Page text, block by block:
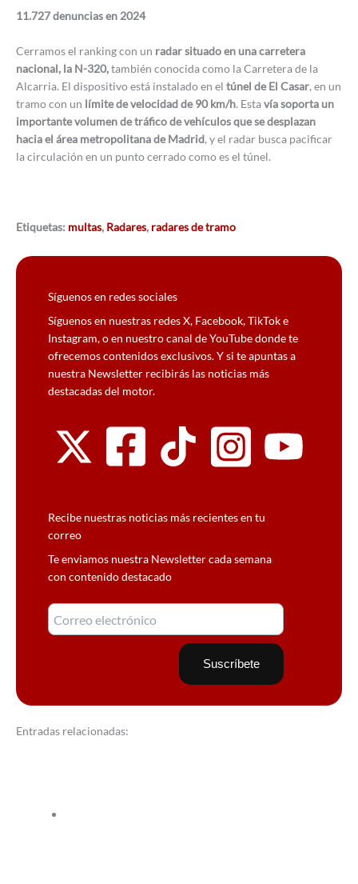
11.727 denuncias en 2024
Cerramos el ranking con un radar situado en una carretera
nacional, la N-320,también conocida como la Carretera de la
Alcarria. El dispositivo está instalado en el túnel de El Casar, en un
tramo con un límite de velocidad de 90 km/h. Estavía soporta un
importante volumen de tráfico de vehículos que se desplazan
hacia el área metropolitana de Madrid, y el radar busca pacificar
la circulación en un punto cerrado como es el túnel.
Etiquetas: multas, Radares, radares de tramo
Síguenos en redes sociales
Síguenos en nuestras redes X, Facebook, TikTok e
Instagram, o en nuestro canal de YouTube donde te
ofrecemos contenidos exclusivos. Y si te apuntas a
nuestra Newsletter recibirás las noticias más
destacadas del motor.
Recibe nuestras noticias más recientes en tu
correo
Te enviamos nuestra Newsletter cada semana
con contenido destacado
Entradas relacionadas: